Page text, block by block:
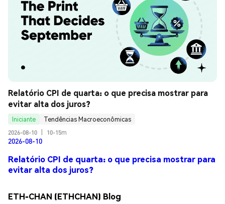
Relatório CPI de quarta: o que precisa mostrar para
evitar alta dos juros?
Iniciante
Tendências Macroeconômicas
2026-08-10
10-15m
2026-08-10
Relatório CPI de quarta: o que precisa mostrar para
evitar alta dos juros?
ETH-CHAN (ETHCHAN) Blog